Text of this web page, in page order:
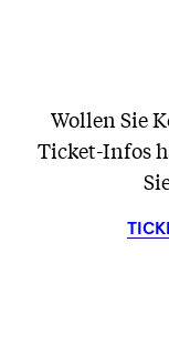
Wollen Sie
Ticket-Infos